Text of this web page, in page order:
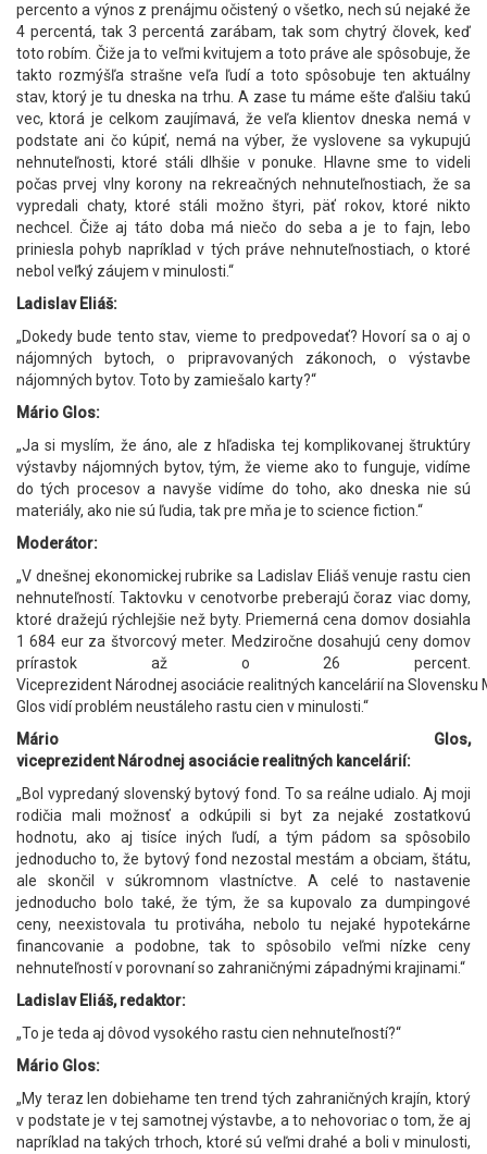
percento a výnos z prenájmu očistený o všetko, nech sú nejaké že
4 percentá, tak 3 percentá zarábam, tak som chytrý človek, keď
toto robím. Čiže ja to veľmi kvitujem a toto práve ale spôsobuje, že
takto rozmýšľa strašne veľa ľudí a toto spôsobuje ten aktuálny
stav, ktorý je tu dneska na trhu. A zase tu máme ešte ďalšiu takú
vec, ktorá je celkom zaujímavá, že veľa klientov dneska nemá v
podstate ani čo kúpiť, nemá na výber, že vyslovene sa vykupujú
nehnuteľnosti, ktoré stáli dlhšie v ponuke. Hlavne sme to videli
počas prvej vlny korony na rekreačných nehnuteľnostiach, že sa
vypredali chaty, ktoré stáli možno štyri, päť rokov, ktoré nikto
nechcel. Čiže aj táto doba má niečo do seba a je to fajn, lebo
priniesla pohyb napríklad v tých práve nehnuteľnostiach, o ktoré
nebol veľký záujem v minulosti.“
Ladislav Eliáš:
„Dokedy bude tento stav, vieme to predpovedať? Hovorí sa o aj o
nájomných bytoch, o pripravovaných zákonoch, o výstavbe
nájomných bytov. Toto by zamiešalo karty?“
Mário Glos:
„Ja si myslím, že áno, ale z hľadiska tej komplikovanej štruktúry
výstavby nájomných bytov, tým, že vieme ako to funguje, vidíme
do tých procesov a navyše vidíme do toho, ako dneska nie sú
materiály, ako nie sú ľudia, tak pre mňa je to science fiction.“
Moderátor:
„V dnešnej ekonomickej rubrike sa Ladislav Eliáš venuje rastu cien
nehnuteľností. Taktovku v cenotvorbe preberajú čoraz viac domy,
ktoré dražejú rýchlejšie než byty. Priemerná cena domov dosiahla
1 684 eur za štvorcový meter. Medziročne dosahujú ceny domov
prírastok až o 26 percent.
Viceprezident Národnej asociácie realitných kancelárií na Slovensku
Glos vidí problém neustáleho rastu cien v minulosti.“
Mário Glos,
viceprezident Národnej asociácie realitných kancelárií:
„Bol vypredaný slovenský bytový fond. To sa reálne udialo. Aj moji
rodičia mali možnosť a odkúpili si byt za nejaké zostatkovú
hodnotu, ako aj tisíce iných ľudí, a tým pádom sa spôsobilo
jednoducho to, že bytový fond nezostal mestám a obciam, štátu,
ale skončil v súkromnom vlastníctve. A celé to nastavenie
jednoducho bolo také, že tým, že sa kupovalo za dumpingové
ceny, neexistovala tu protiváha, nebolo tu nejaké hypotekárne
financovanie a podobne, tak to spôsobilo veľmi nízke ceny
nehnuteľností v porovnaní so zahraničnými západnými krajinami.“
Ladislav Eliáš, redaktor:
„To je teda aj dôvod vysokého rastu cien nehnuteľností?“
Mário Glos:
„My teraz len dobiehame ten trend tých zahraničných krajín, ktorý
v podstate je v tej samotnej výstavbe, a to nehovoriac o tom, že aj
napríklad na takých trhoch, ktoré sú veľmi drahé a boli v minulosti,